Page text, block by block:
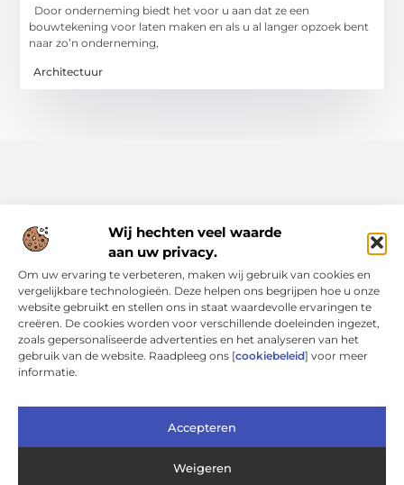
Wij hechten veel waarde
aan uw privacy.
Om uw ervaring te verbeteren, maken wij gebruik van cookies en
vergelijkbare technologieën. Deze helpen ons begrijpen hoe u onze
website gebruikt en stellen ons in staat waardevolle ervaringen te
creëren. De cookies worden voor verschillende doeleinden ingezet,
zoals gepersonaliseerde advertenties en het analyseren van het
gebruik van de website. Raadpleeg ons [cookiebeleid] voor meer
informatie.
Accepteren
Weigeren
Door onderneming biedt het voor u aan dat ze een
bouwtekening voor laten maken en als u al langer opzoek bent
naar zo’n onderneming,
Architectuur
Alles uit het dagelijks leven, verzameld voor jou.
Ontdek een rijke verzameling blogs en artikelen die je
inspireren, informeren en verrijken, allemaal op Bsone.nl.
Bericht categorie
Onze informatie